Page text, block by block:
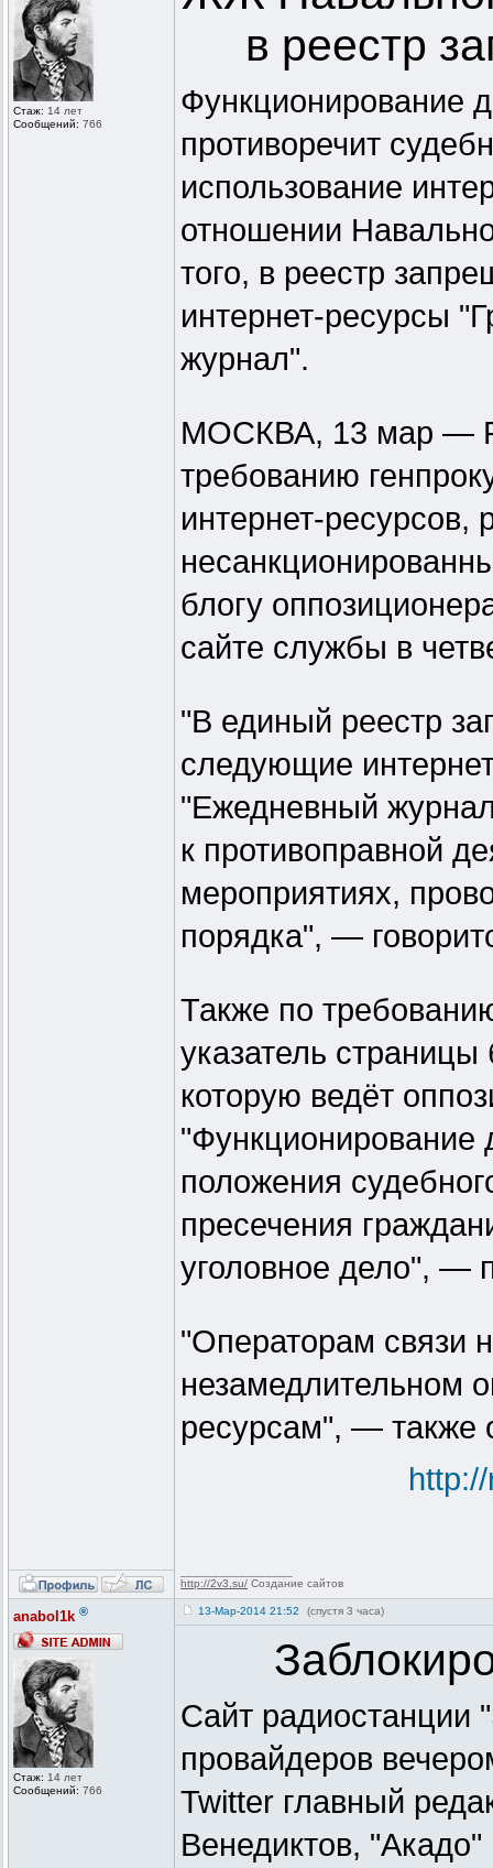
Стаж: 14 лет
Сообщений: 766
в реестр
Функционирование
противоречит
использование
отношении
того, в реестр
интернет-ресурсы
журнал".
МОСКВА, 13 мар —
требованию
интернет-ресурсов,
блогу
сайте службы в
"В единый реестр
следующие
"Ежедневный
к противоправной
мероприятиях,
порядка", —
Также по
указатель
которую ведёт
"Функционирование
положения
пресечения
уголовное дело", —
"Операторам связи
незамедлительном
ресурсам", — также
http://2v3.su/ Создание сайтов
anabol1k ®
Стаж: 14 лет
Сообщений: 766
13-Мар-2014 21:52 (спустя 3 часа)
Сайт радиостанции
провайдеров
Twitter главный
Венедиктов, "Акадо"